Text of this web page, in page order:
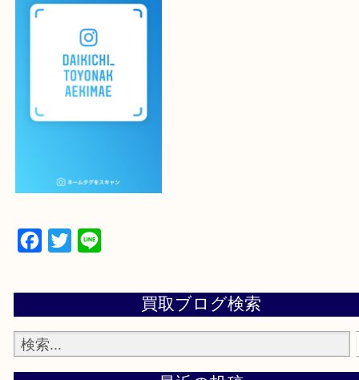
よかったらご登録お願いします！！
登録方法
設定の中にあるネームタグからネームタグをスキ
当店の下記画面をスキャンしてください！